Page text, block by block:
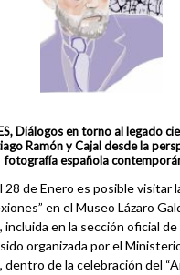
Diálogos en torno al legado
Ramón y Cajal desde la
fotografía española
28 de Enero es posible visitar
en el Museo Lázaro
incluida en la sección oficial
organizada por el
dentro de la celebración del